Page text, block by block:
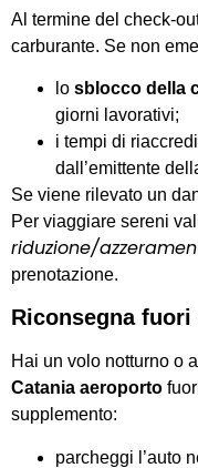
Al termine del check-
carburante. Se non
lo sblocco della
giorni lavorativi;
i tempi di
dall’emittente
Se viene rilevato un
Per viaggiare sereni
riduzione/
prenotazione.
Riconsegna
Hai un volo notturno o
Catania aeroporto
supplemento:
parcheggi l’auto